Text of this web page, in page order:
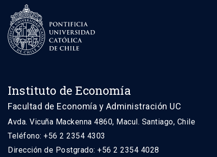
Instituto de Economía
Facultad de Economía y Administración UC
Avda. Vicuña Mackenna 4860, Macul. Santiago, Chile
Teléfono: +56 2 2354 4303
Dirección de Postgrado: +56 2 2354 4028